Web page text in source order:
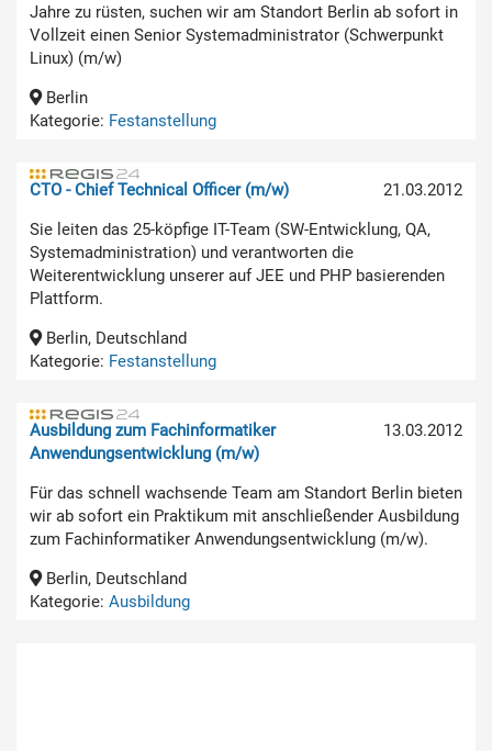
Jahre zu rüsten, suchen wir am Standort Berlin ab sofort in
Vollzeit einen Senior Systemadministrator (Schwerpunkt
Linux) (m/w)
Berlin
Kategorie: Festanstellung
21.03.2012
CTO - Chief Technical Officer (m/w)
Sie leiten das 25-köpfige IT-Team (SW-Entwicklung, QA,
Systemadministration) und verantworten die
Weiterentwicklung unserer auf JEE und PHP basierenden
Plattform.
Berlin, Deutschland
Kategorie: Festanstellung
13.03.2012
Ausbildung zum Fachinformatiker
Anwendungsentwicklung (m/w)
Für das schnell wachsende Team am Standort Berlin bieten
wir ab sofort ein Praktikum mit anschließender Ausbildung
zum Fachinformatiker Anwendungsentwicklung (m/w).
Berlin, Deutschland
Kategorie: Ausbildung